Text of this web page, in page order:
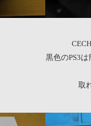
黒色のPS3
取